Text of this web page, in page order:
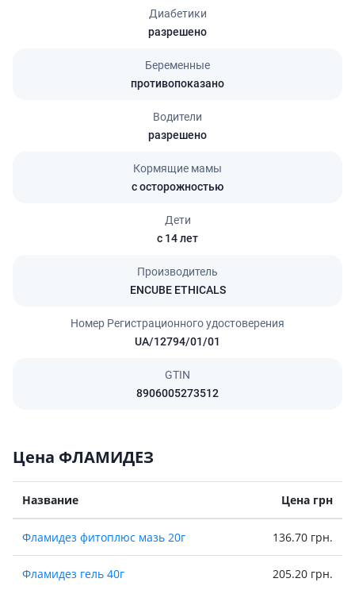
Диабетики
разрешено
Беременные
противопоказано
Водители
разрешено
Кормящие мамы
с осторожностью
Дети
с 14 лет
Производитель
ENCUBE ETHICALS
Номер Регистрационного удостоверения
UA/12794/01/01
GTIN
8906005273512
Цена ФЛАМИДЕЗ
Название Цена грн
Фламидез фитоплюс мазь 20г 136.70 грн.
Фламидез гель 40г 205.20 грн.